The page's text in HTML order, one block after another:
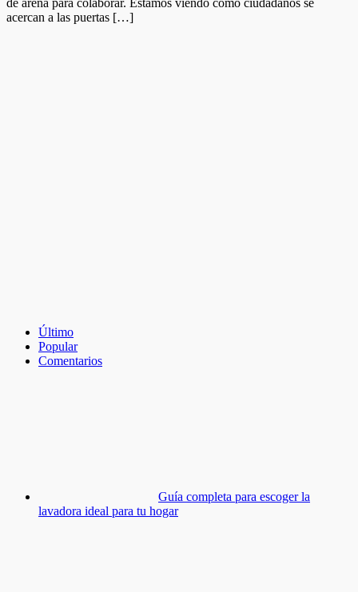
de arena para colaborar. Estamos viendo como ciudadanos se
acercan a las puertas […]
Último
Popular
Comentarios
Guía completa para escoger la
lavadora ideal para tu hogar